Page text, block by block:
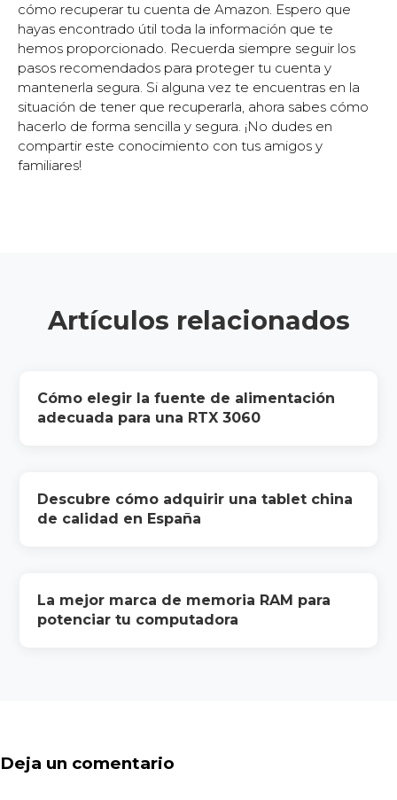
cómo recuperar tu cuenta de Amazon. Espero que
hayas encontrado útil toda la información que te
hemos proporcionado. Recuerda siempre seguir los
pasos recomendados para proteger tu cuenta y
mantenerla segura. Si alguna vez te encuentras en la
situación de tener que recuperarla, ahora sabes cómo
hacerlo de forma sencilla y segura. ¡No dudes en
compartir este conocimiento con tus amigos y
familiares!
Artículos relacionados
Cómo elegir la fuente de alimentación
adecuada para una RTX 3060
Descubre cómo adquirir una tablet china
de calidad en España
La mejor marca de memoria RAM para
potenciar tu computadora
Deja un comentario